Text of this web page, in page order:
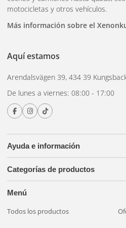
Ayuda e información
Categorías de productos
Menú
Todos los productos
motocicletas y otros vehículos.
Más información sobre el
Aquí estamos
Arendalsvägen 39, 434 39
De lunes a viernes: 08:00 - 17:00